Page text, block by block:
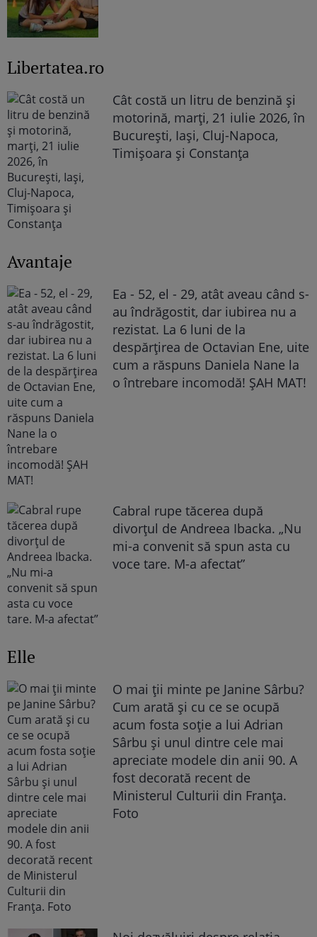
Libertatea.ro
Cât costă un litru de benzină și
motorină, marți, 21 iulie 2026, în
București, Iași, Cluj-Napoca,
Timișoara și Constanța
Avantaje
Ea - 52, el - 29, atât aveau când s-
au îndrăgostit, dar iubirea nu a
rezistat. La 6 luni de la
despărțirea de Octavian Ene, uite
cum a răspuns Daniela Nane la
o întrebare incomodă! ȘAH MAT!
Cabral rupe tăcerea după
divorțul de Andreea Ibacka. „Nu
mi-a convenit să spun asta cu
voce tare. M-a afectat”
Elle
O mai ții minte pe Janine Sârbu?
Cum arată și cu ce se ocupă
acum fosta soție a lui Adrian
Sârbu și unul dintre cele mai
apreciate modele din anii 90. A
fost decorată recent de
Ministerul Culturii din Franța.
Foto